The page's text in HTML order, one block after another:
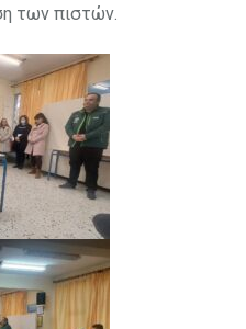
των πιστών.